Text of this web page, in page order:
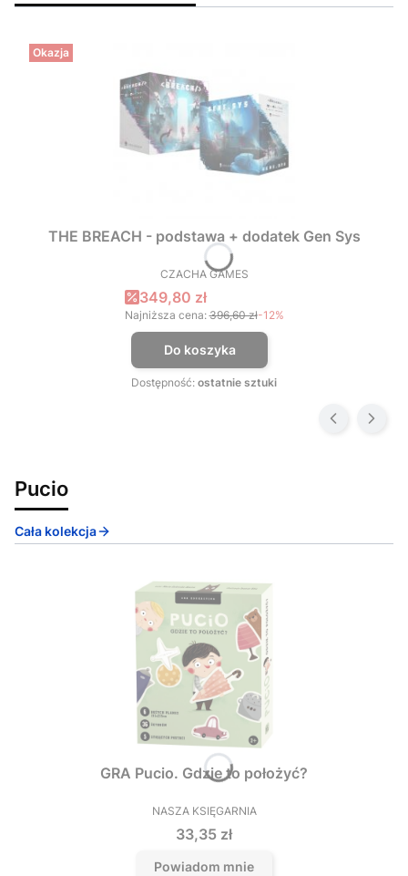
Okazja
THE BREACH - podstawa + dodatek Gen Sys
PRODUCENT
CZACHA GAMES
Cena promocyjna
349,80 zł
Najniższa cena: 396,60 zł-12%
Do koszyka
Dostępność: ostatnie sztuki
Pucio
Cała kolekcja
GRA Pucio. Gdzie to położyć?
PRODUCENT
NASZA KSIĘGARNIA
Cena
33,35 zł
Powiadom mnie